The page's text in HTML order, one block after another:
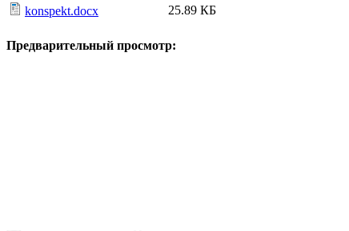
konspekt.docx
25.89 КБ
Предварительный просмотр: